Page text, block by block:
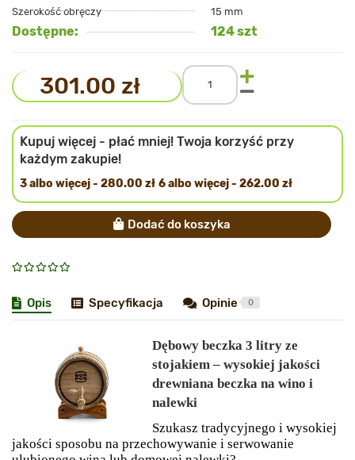
Szerokość obręczy
15 mm
Dostępne: 124 szt
301.00 zł
Kupuj więcej - płać mniej! Twoja korzyść przy
każdym zakupie!
3 albo więcej - 280.00 zł 6 albo więcej - 262.00 zł
Dodać do koszyka
Opis Specyfikacja Opinie 0
Dębowy beczka 3 litry ze
stojakiem – wysokiej jakości
drewniana beczka na wino i
nalewki
Szukasz tradycyjnego i wysokiej
jakości sposobu na przechowywanie i serwowanie